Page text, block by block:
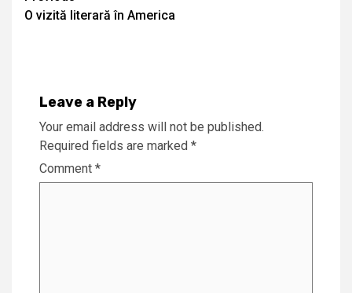
Reading
O vizită literară în America
Leave a Reply
Your email address will not be published.
Required fields are marked *
Comment *